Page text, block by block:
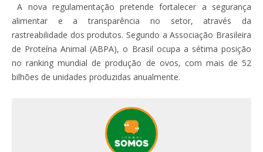
A nova regulamentação pretende fortalecer a segurança
alimentar e a transparência no setor, através da
rastreabilidade dos produtos. Segundo a Associação Brasileira
de Proteína Animal (ABPA), o Brasil ocupa a sétima posição
no ranking mundial de produção de ovos, com mais de 52
bilhões de unidades produzidas anualmente.